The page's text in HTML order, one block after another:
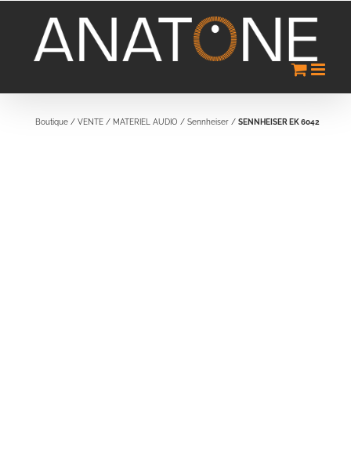
Boutique / VENTE / MATERIEL AUDIO / Sennheiser / SENNHEISER EK 6042